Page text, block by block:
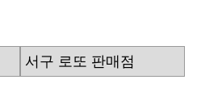
서구 로또 판매점